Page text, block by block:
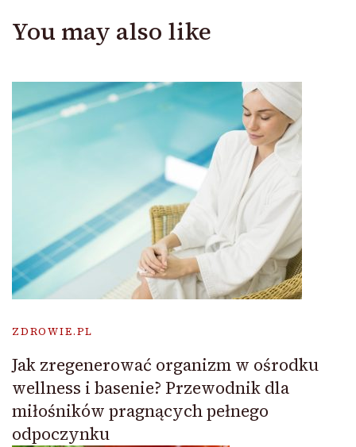
You may also like
ZDROWIE.PL
Jak zregenerować organizm w ośrodku
wellness i basenie? Przewodnik dla
miłośników pragnących pełnego
odpoczynku